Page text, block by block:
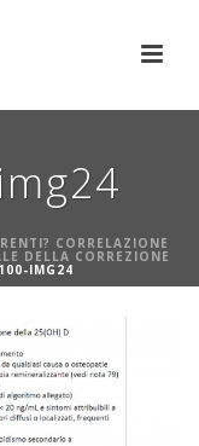
CORRELAZIONE
DELLA CORREZIONE
IMG24